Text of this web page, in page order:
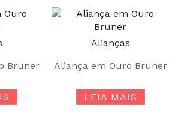
Bruner
Alianças
Aliança em Ouro Bruner
LEIA MAIS